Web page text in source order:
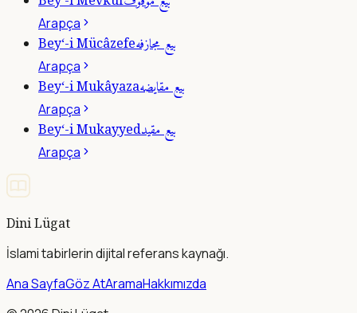
Arapça
Bey‘-i Mücâzefeبيع مجازفه
Arapça
Bey‘-i Mukâyazaبيع مقايضه
Arapça
Bey‘-i Mukayyedبيع مقيد
Arapça
Dini Lügat
İslami tabirlerin dijital referans kaynağı.
Ana SayfaGöz AtAramaHakkımızda